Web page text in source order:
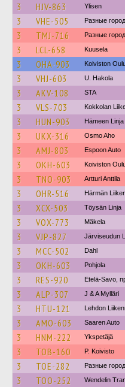
3 HJV-863 Ylisen
3 VHE-505 Разные
3 TMJ-716 Разные
3 LCL-658 Kuusela
3 OHA-903 Koiviston
3 VHJ-603 U. Hakola
3 AKV-108 STA
3 VLS-703 Kokkolan
3 HUN-903 Hämeen Linja
3 UKX-316 Osmo Aho
3 AMJ-803 Espoon Auto
3 OKH-603 Koiviston
3 TNO-903 Artturi Anttila
3 OHR-516 Härmän
3 XCX-503 Töysän Linja
3 VOX-773 Mäkela
3 VJP-827 Järviseudun
3 MCC-502 Dahl
3 OKH-603 Pohjola
3 RES-920 Etelä-Savo,
3 ALP-307 J & A Mylläri
3 HTU-121 Lehdon
3 AMO-603 Saaren Auto
3 HNM-222 Ykspetäjä
3 TOB-160 P. Koivisto
3 TOE-282 Разные
3 TOO-252 Wendelin